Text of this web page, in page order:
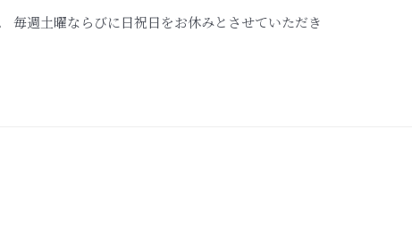
毎週土曜ならびに日祝日をお休みとさせていただき